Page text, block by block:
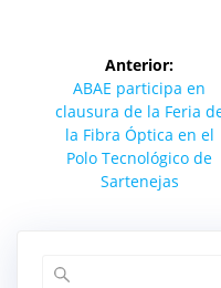
Navegación
de
entradas
Anterior:
Entrada
anterior:
ABAE participa en
clausura de la Feria
la Fibra Óptica en el
Polo Tecnológico de
Sartenejas